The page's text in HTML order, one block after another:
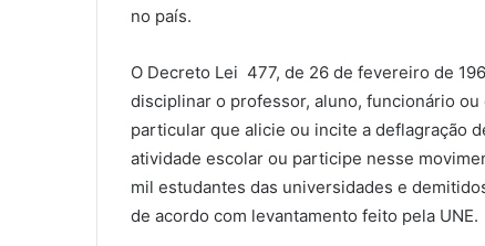
no país.
O Decreto Lei 477, de 26 de fevereiro de
disciplinar o professor, aluno, funcionário
particular que alicie ou incite a deflagração
atividade escolar ou participe nesse
mil estudantes das universidades e
de acordo com levantamento feito pela UNE.